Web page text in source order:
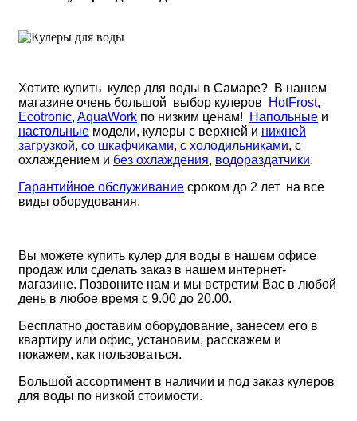
Хотите купить кулер для воды в Самаре? В нашем
магазине очень большой выбор кулеров
HotFrost,
Ecotronic, AquaWork по низким ценам! Напольные и
настольные модели, кулеры с верхней и нижней
загрузкой, со шкафчиками, с холодильниками, с
охлаждением и без охлаждения, водораздатчики.
Гарантийное обслуживание сроком до 2 лет на все
виды оборудования.
Вы можете купить кулер для воды в нашем офисе
продаж или сделать заказ в нашем интернет-
магазине. Позвоните нам и мы встретим Вас в любой
день в любое время с 9.00 до 20.00.
Бесплатно доставим оборудование, занесем его в
квартиру или офис, установим, расскажем и
покажем, как пользоваться.
Большой ассортимент в наличии и под заказ кулеров
для воды по низкой стоимости.